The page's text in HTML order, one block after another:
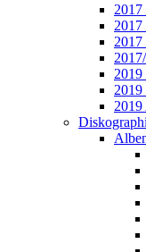
2019
2019